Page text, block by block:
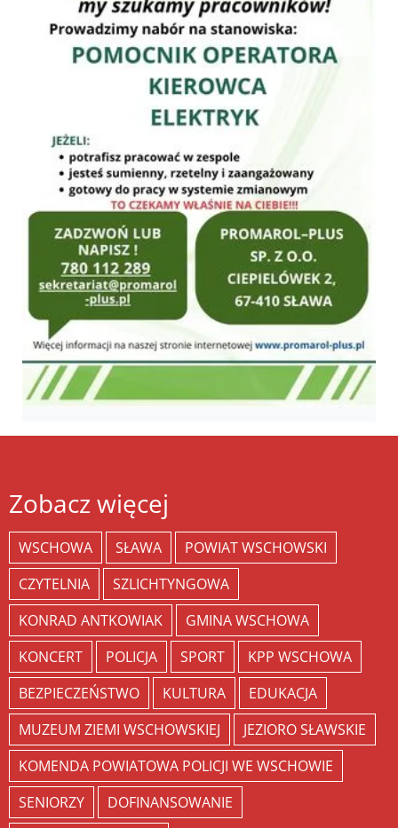
Zobacz więcej
WSCHOWA SŁAWA
POWIAT WSCHOWSKI
CZYTELNIA
SZLICHTYNGOWA
KONRAD ANTKOWIAK
GMINA WSCHOWA
KONCERT
POLICJA SPORT
KPP WSCHOWA
BEZPIECZEŃSTWO
KULTURA
EDUKACJA
MUZEUM ZIEMI WSCHOWSKIEJ
JEZIORO SŁAWSKIE
KOMENDA POWIATOWA POLICJI WE WSCHOWIE
SENIORZY
DOFINANSOWANIE